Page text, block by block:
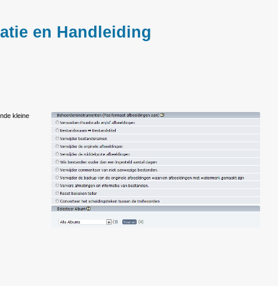
en Handleiding
kleine